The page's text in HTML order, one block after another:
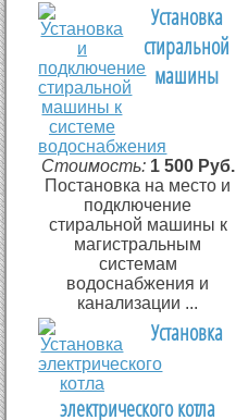
Установка
стиральной
машины
Стоимость: 1 500 Руб.
Постановка на место и
подключение
стиральной машины к
магистральным
системам
водоснабжения и
канализации ...
Установка
электрического котла